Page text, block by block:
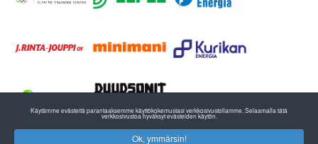
Käytämme evästeitä parantaaksemme käyttökokemustasi verkkosivustollamme. Selaamalla tätä
verkkosivustoa hyväksyt evästeiden käytön.
Ok, ymmärsin!